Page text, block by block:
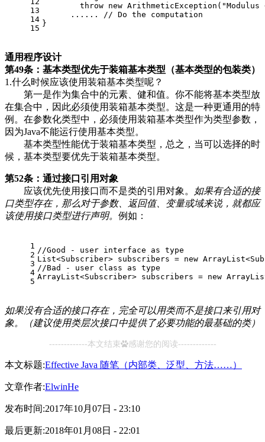
13
14
15
throw new ArithmeticException("Modulus
      ...... // Do the computation
}
通用程序设计
第49条：基本类型优先于装箱基本类型（基本类型的包装类）
1.什么时候应该使用装箱基本类型呢？
第一是作为集合中的元素、健和值。你不能将基本类型放
在集合中，因此必须使用装箱基本类型。这是一种更通用的特
例。在参数化类型中，必须使用装箱基本类型作为类型参数，
因为Java不能运行使用基本类型。
基本类型性能优于装箱基本类型，总之，当可以选择的时
候，基本类型要优先于装箱基本类型。
第52条：通过接口引用对象
应该优先使用接口而不是类的引用对象。
如果有合适的接
口类型存在，那么对于参数、返回值、变量或域来说，就都应
该使用接口类型进行声明。 例如：
1
2
3
4
5
//Good - user interface as type
List<Subscriber> subscribers = new
//Bad - user class as type
ArrayList<Subscriber> subscribers = new
如果没有合适的接口存在，完全可以用类而不是接口来引用对
象。（建议使用类层次接口中提供了必要功能的最基础的类）
-------------本文结束 感谢您的阅读-------------
本文标题:Effective Java 随笔（内部类、泛型、方法……）
文章作者:ElwinHe
发布时间:2017年10月07日 - 23:10
最后更新:2018年01月08日 - 22:01